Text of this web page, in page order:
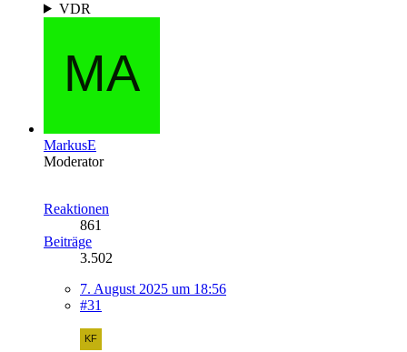
VDR
MarkusE
Moderator
Reaktionen
861
Beiträge
3.502
7. August 2025 um 18:56
#31